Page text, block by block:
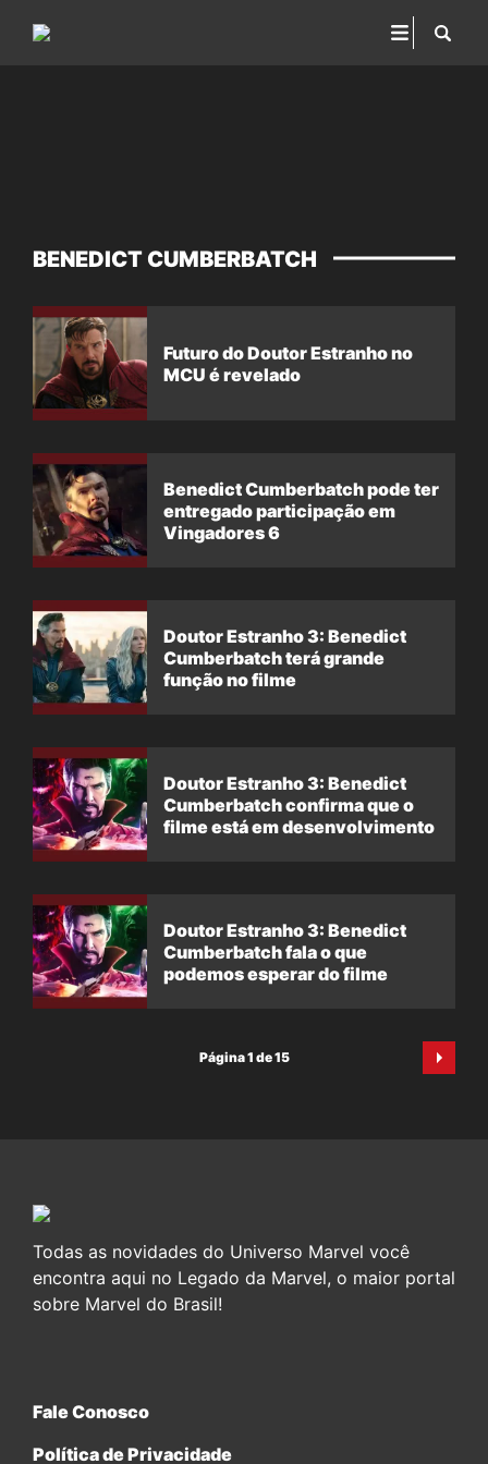
BENEDICT CUMBERBATCH
Futuro do Doutor Estranho no
MCU é revelado
Benedict Cumberbatch pode ter
entregado participação em
Vingadores 6
Doutor Estranho 3: Benedict
Cumberbatch terá grande
função no filme
Doutor Estranho 3: Benedict
Cumberbatch confirma que o
filme está em desenvolvimento
Doutor Estranho 3: Benedict
Cumberbatch fala o que
podemos esperar do filme
Página 1 de 15
Todas as novidades do Universo Marvel você
encontra aqui no Legado da Marvel, o maior portal
sobre Marvel do Brasil!
Fale Conosco
Política de Privacidade